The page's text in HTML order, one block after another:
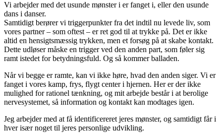
Vi arbejder med det usunde mønster i er fanget i, eller den usunde
dans i danser.
Samtidigt berører vi triggerpunkter fra det indtil nu levede liv, som
vores partner – som oftest – er ret god til at trykke på. Det er ikke
altid en hensigtsmæssig trykken, men et forsøg på at skabe kontakt.
Dette udløser måske en trigger ved den anden part, som føler sig
ramt istedet for betydningsfuld. Og så kommer balladen.
Når vi begge er ramte, kan vi ikke høre, hvad den anden siger. Vi er
fanget i vores kamp, frys, flygt center i hjernen. Her er der ikke
mulighed for rationel tænkning, og mit arbejde består i at berolige
nervesystemet, så information og kontakt kan modtages igen.
Jeg arbejder med at få identificereret jeres mønster, og samtidigt får i
hver især noget til jeres personlige udvikling.